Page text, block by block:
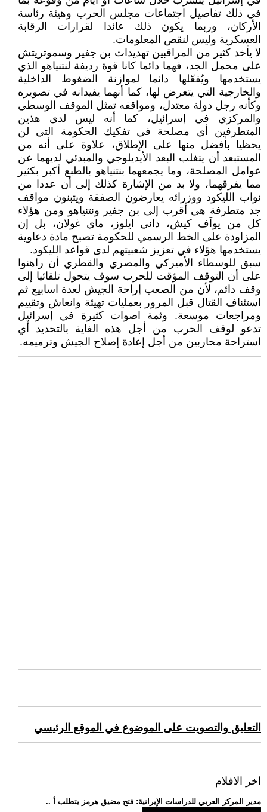
في ذلك تفاصيل اجتماعات مجلس الحرب وهيئة رئاسة
الأركان، وربما يكون ذلك عائدا لقرارات الرقابة
العسكرية وليس لنقص المعلومات.
لا يأخد كثير من المراقبين تهديدات بن جفير وسموتريتش
على محمل الجد، فهما دائما كانا قوة رديفة لنتنياهو الذي
يستخدمها ويُفعّلها دائما لموازنة الضغوط الداخلية
والخارجية التي يتعرض لها، كما أنهما يفيدانه في تصويره
وكأنه رجل دولة معتدل، ومواقفه تمثل الموقف الوسطي
والمركزي في إسرائيل، كما أنه ليس لدى هذين
المتطرفين أي مصلحة في تفكيك الحكومة التي لن
يحظيا بأفضل منها على الإطلاق، علاوة على أنه من
المستبعد أن يتغلب البعد الأيديلوجي والمبدئي لديهما عن
عوامل المصلحة، وما يجمعهما بنتنياهو بالطبع أكبر بكثير
مما يفرقهما، ولا بد من الإشارة كذلك إلى أن عددا من
نواب الليكود ووزرائه يعارضون الصفقة ويتبنون مواقف
جد متطرفة هي أقرب إلى بن جفير ونتنياهو ومن هؤلاء
كل من يوآف كيش، داني ايلوز، ماي غولان، بل إن
المزاودة على الخط الرسمي للحكومة تصبح مادة دعاوية
يستخدمها هؤلاء في تعزيز شعبيتهم لدى قواعد الليكود.
سبق للوسطاء الأميركي والمصري والقطري أن راهنوا
على أن التوقف المؤقت للحرب سوف يتحول تلقائيا إلى
وقف دائم، لأن من الصعب إراحة الجيش لعدة اسابيع ثم
استئناف القتال قبل المرور بعمليات تهيئة وانعاش وتقييم
ومراجعات موسعة. وثمة اصوات كثيرة في إسرائيل
تدعو لوقف الحرب من أجل هذه الغاية بالتحديد أي
استراحة محاربين من أجل إعادة إصلاح الجيش وترميمه.
التعليق والتصويت على الموضوع في الموقع الرئيسي
اخر الافلام
.. مدير المركز العربي للدراسات الإيرانية: فتح مضيق هرمز يتطلب أ